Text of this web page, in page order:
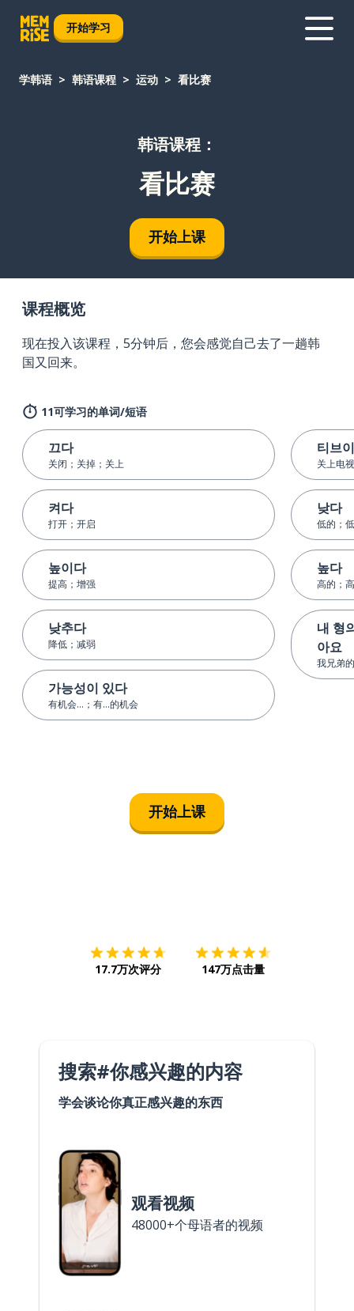
开始学习
学韩语 韩语课程 运动 看比赛
韩语课程：
看比赛
开始上课
课程概览
现在投入该课程，5分钟后，您会感觉自己去了一趟韩
国又回来。
11可学习的单词/短语
끄다
关闭；关掉；关上
켜다
打开；开启
높이다
提高；增强
낮추다
降低；减弱
가능성이 있다
有机会...；有...的机会
티브
关上电视
낮다
低的；
높다
高的；
내 형
아요
我兄弟
开始上课
17.7万次评分 147万点击量
搜索#你感兴趣的内容
学会谈论你真正感兴趣的东西
观看视频
48000+个母语者的视频